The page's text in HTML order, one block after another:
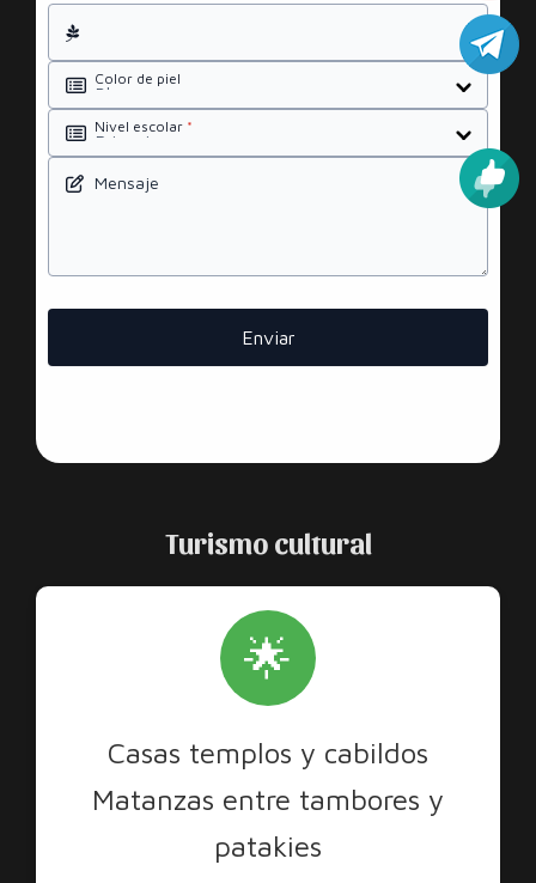
Color de piel
Nivel escolar *
Mensaje
Enviar
Turismo cultural
🌟
Casas templos y cabildos
Matanzas entre tambores y
patakies